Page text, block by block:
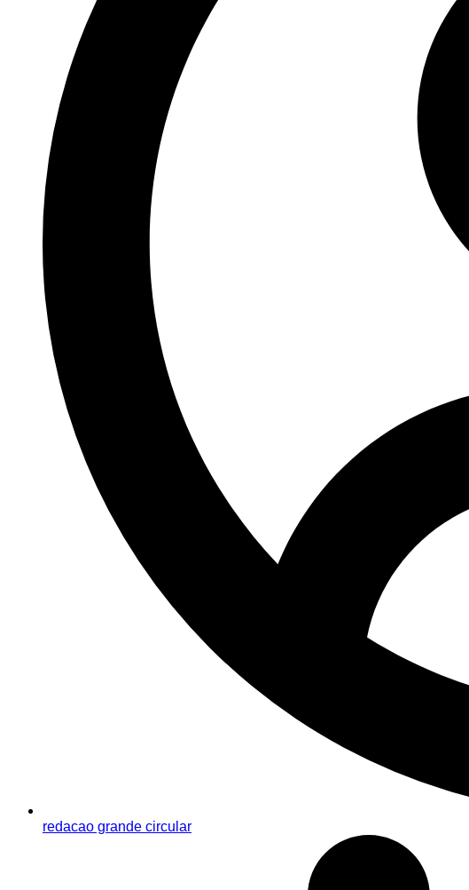
redacao grande circular